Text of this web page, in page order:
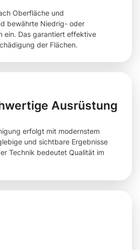
Oberfläche und
bewährte Niedrig- oder
ein. Das garantiert effektive
der Flächen.
Ausrüstung
erfolgt mit modernstem
und sichtbare Ergebnisse
Technik bedeutet Qualität im